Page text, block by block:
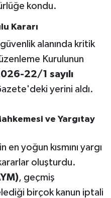
kondu.
Kararı
alanında kritik
Kurulunun
22/1 sayılı
yerini aldı.
ve Yargıtay
en yoğun kısmını yargı
oluşturdu.
, geçmiş
birçok kanun iptali